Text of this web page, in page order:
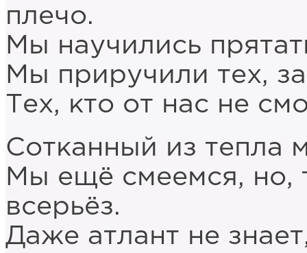
плечо.
Мы научились
Мы приручили тех,
Тех, кто от нас не
Сотканный из тепла
Мы ещё смеемся, но,
всерьёз.
Даже атлант не